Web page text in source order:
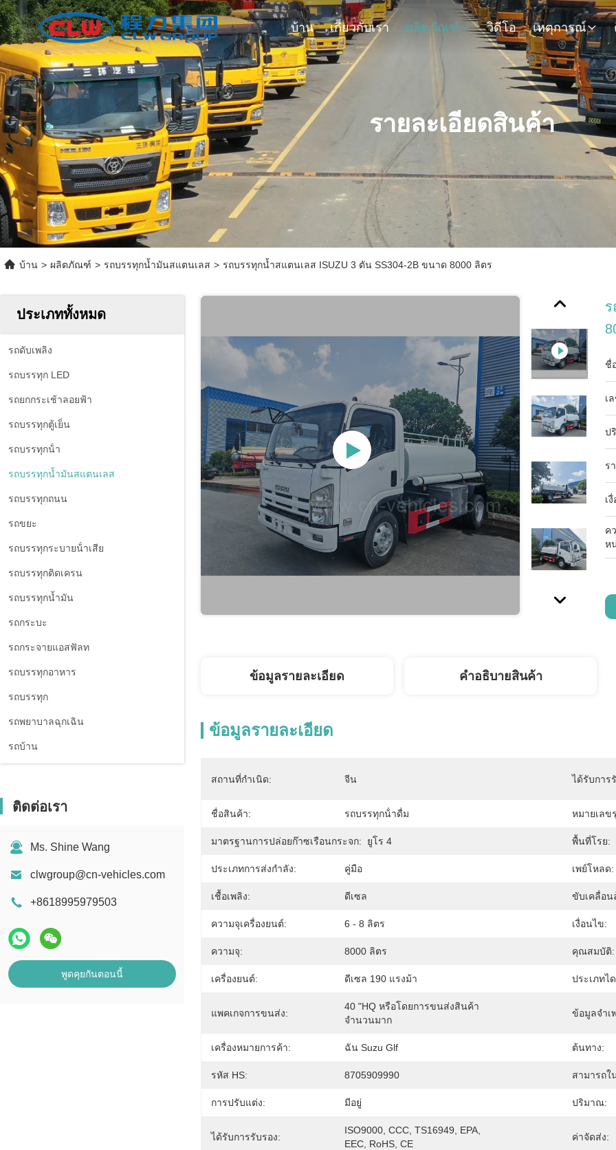
บ้าน เกี่ยวกับเรา ผลิตภัณฑ์ วิดีโอ เหตุการณ์
รายละเอียดสินค้า
บ้าน > ผลิตภัณฑ์ > รถบรรทุกน้ำมันสแตนเลส > รถบรรทุกน้ำสแตนเลส ISUZU 3 ตัน SS304-2B ขนาด 8000 ลิตร
ประเภททั้งหมด
รถดับเพลิง
รถบรรทุก LED
รถยกกระเช้าลอยฟ้า
รถบรรทุกตู้เย็น
รถบรรทุกน้ํา
รถบรรทุกน้ำมันสแตนเลส
รถบรรทุกถนน
รถขยะ
รถบรรทุกระบายน้ําเสีย
รถบรรทุกติดเครน
รถบรรทุกน้ำมัน
รถกระบะ
รถกระจายแอสฟัลท
รถบรรทุกอาหาร
รถบรรทุก
รถพยาบาลฉุกเฉิน
รถบ้าน
ติดต่อเรา
Ms. Shine Wang
clwgroup@cn-vehicles.com
+8618995979503
พูดคุยกันตอนนี้
ชื่
เ
ป
ร
เ
ค
ห
ข้อมูลรายละเอียด คําอธิบายสินค้า
ข้อมูลรายละเอียด
สถานที่กำเนิด: จีน ได้รับการ
ชื่อสินค้า: รถบรรทุกน้ําดื่ม หมายเลข
มาตรฐานการปล่อยก๊าซเรือนกระจก: ยูโร 4 พื้นที่โรย:
ประเภทการส่งกำลัง: คู่มือ เพย์โหลด:
เชื้อเพลิง: ดีเซล ขับเคลื่อน
ความจุเครื่องยนต์: 6 - 8 ลิตร เงื่อนไข:
ความจุ: 8000 ลิตร คุณสมบัติ:
เครื่องยนต์: ดีเซล 190 แรงม้า ประเภทไ
แพคเกจการขนส่ง:
40 "HQ หรือโดยการขนส่งสินค้า
จำนวนมาก
ข้อมูลจำเ
เครื่องหมายการค้า: ฉัน Suzu Glf ต้นทาง:
รหัส HS: 8705909990 สามารถใ
การปรับแต่ง: มีอยู่ ปริมาณ:
ได้รับการรับรอง:
ISO9000, CCC, TS16949, EPA,
EEC, RoHS, CE
ค่าจัดส่ง: